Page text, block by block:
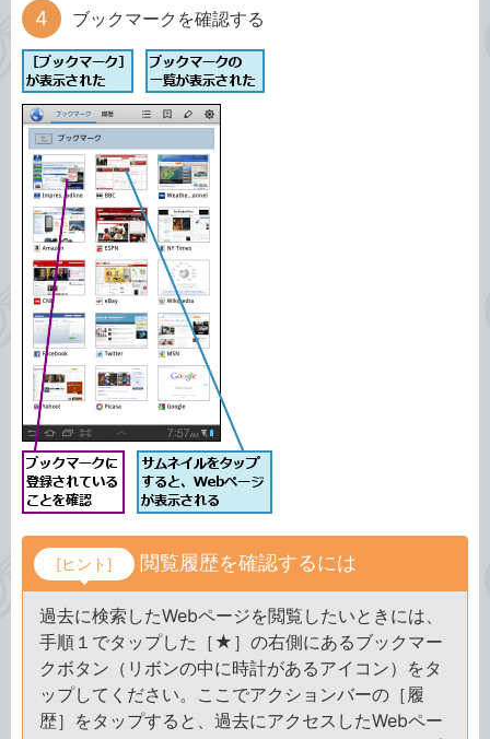
ブックマークを確認する
[ヒント] 閲覧履歴を確認するには
過去に検索したWebページを閲覧したいときには、
手順１でタップした［★］の右側にあるブックマー
クボタン（リボンの中に時計があるアイコン）をタ
ップしてください。ここでアクションバーの［履
歴］をタップすると、過去にアクセスしたWebペー